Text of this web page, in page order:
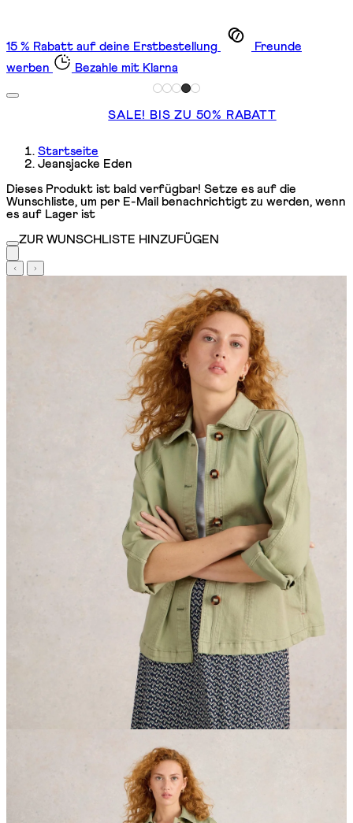
15 % Rabatt auf deine Erstbestellung
Freunde
werben
Bezahle mit Klarna
SALE! BIS ZU 50% RABATT
Startseite
Jeansjacke Eden
Dieses Produkt ist bald verfügbar! Setze es auf die
Wunschliste, um per E-Mail benachrichtigt zu werden, wenn
es auf Lager ist
ZUR WUNSCHLISTE HINZUFÜGEN